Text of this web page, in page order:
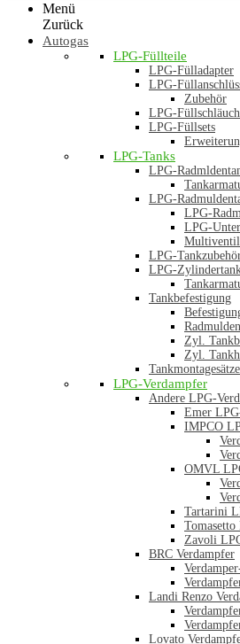
Menü
Zurück
Autogas
LPG-Füllteile
LPG-Fülladapter
LPG-
Zubehör
LPG-
LPG-Füllsets
LPG-Tanks
LPG-
LPG-
LPG-
LPG-
LPG-
LPG-
Tankbefestigung
Zyl.
Zyl.
Tankmontagesätze
LPG-Verdampfer
Andere LPG-
Emer
IMPCO
OMVL
Tartarini
Zavoli
BRC Verdampfer
Landi Renzo
Lovato